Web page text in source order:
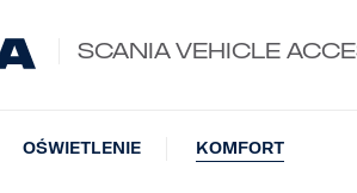
SCANIA VEHICLE
OŚWIETLENIE KOMFORT